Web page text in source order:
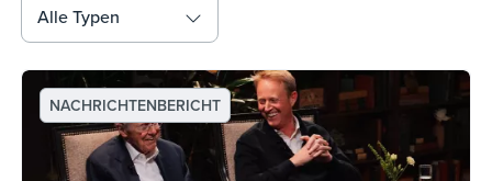
Alle Typen
NACHRICHTENBERICHT